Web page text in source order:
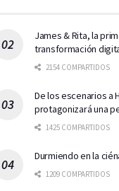
James & Rita, la
transformación
2154 COMPARTIDOS
De los escenarios a
protagonizará una
1425 COMPARTIDOS
Durmiendo en la
1209 COMPARTIDOS